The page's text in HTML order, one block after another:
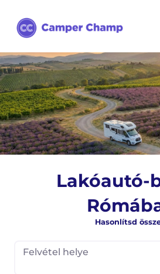
Lakóautó-
Hasonlítsd
Felvétel helye